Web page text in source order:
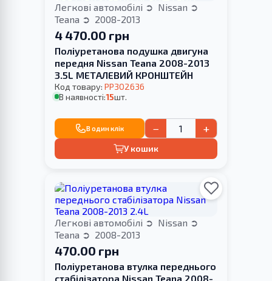
Легкові автомобілі
Nissan
Teana
2008-2013
4 470.00 грн
Поліуретанова подушка двигуна
передня Nissan Teana 2008-2013
3.5L МЕТАЛЕВИЙ КРОНШТЕЙН
Код товару: PP302636
В наявності:15шт.
В один клік − +
У кошик
Легкові автомобілі
Nissan
Teana
2008-2013
470.00 грн
Поліуретанова втулка переднього
стабілізатора Nissan Teana 2008-